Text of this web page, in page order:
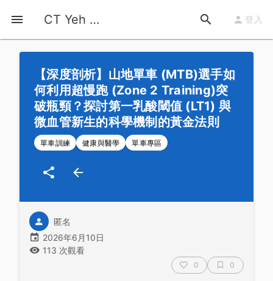
CT Yeh 公路車基地 登入
首頁 運動知識
【深度剖析】山地單車 (MTB)選手如
何利用超慢跑 (Zone 2 Training)突
破瓶頸？探討第一乳酸閾值 (LT1) 與
微血管新生的科學機制的黃金法則
單車訓練 健康與醫學 單車專區
匿名
2026年6月10日
113 次觀看
0 0